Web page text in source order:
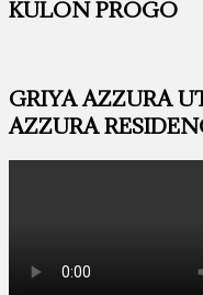
KULON PROGO
GRIYA AZZURA
AZZURA